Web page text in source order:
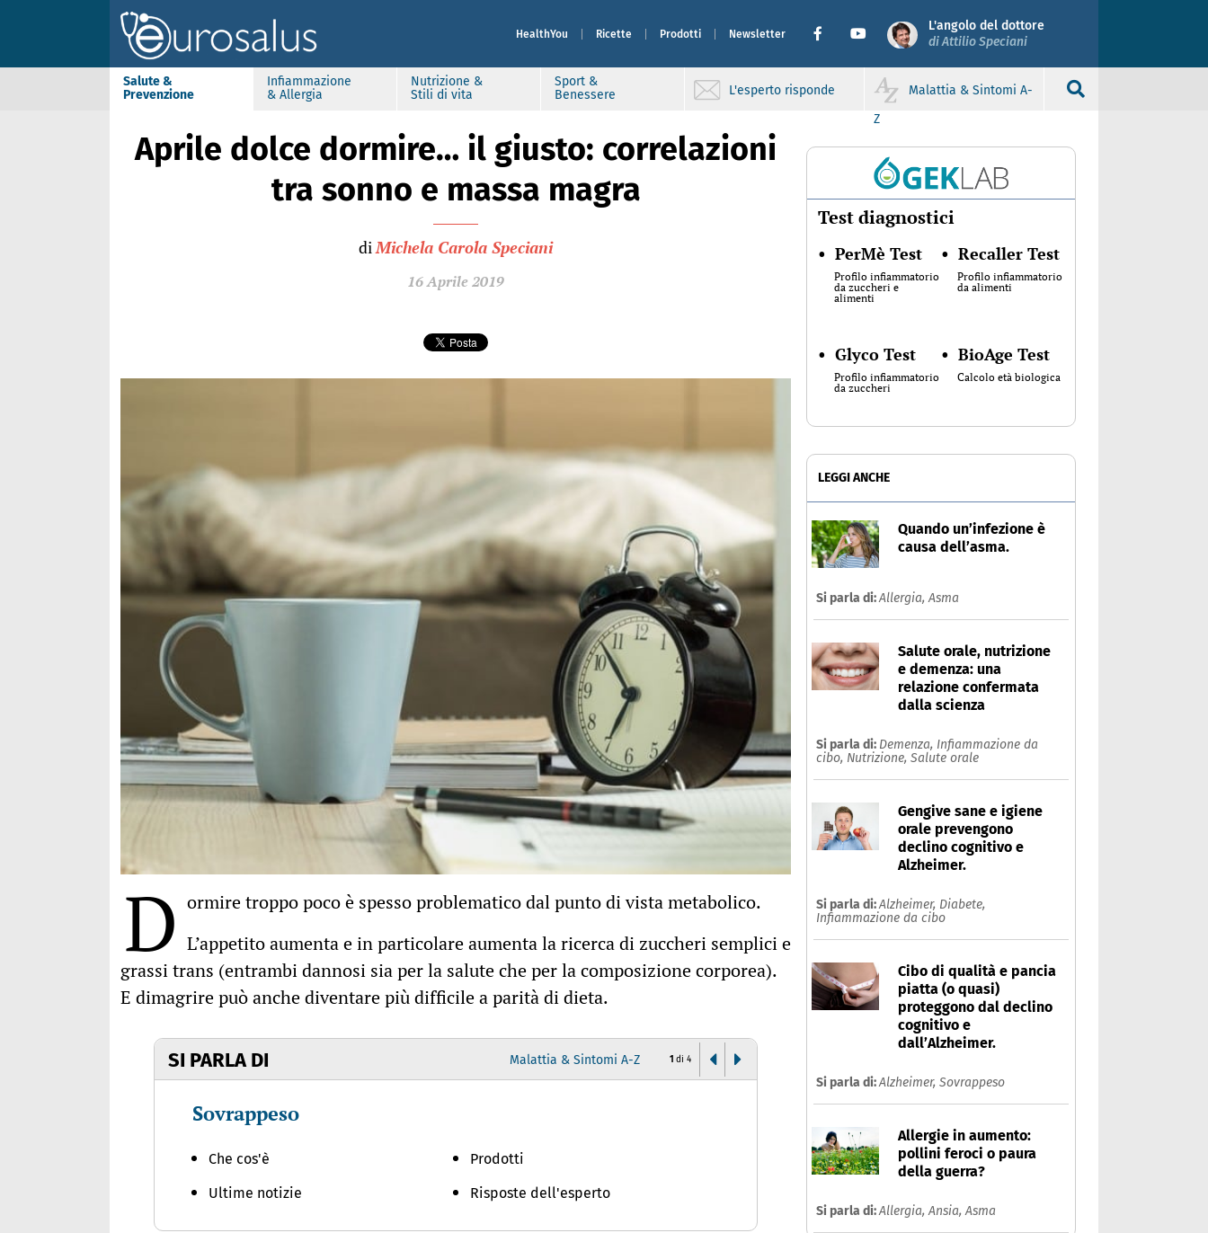
HealthYou Ricette Prodotti Newsletter
L'angolo del dottore
di Attilio Speciani
Salute &
Prevenzione
Infiammazione
& Allergia
Nutrizione &
Stili di vita
Sport &
Benessere
L'esperto risponde
Malattia & Sintomi A-
Z
Aprile dolce dormire… il giusto: correlazioni
tra sonno e massa magra
diMichela Carola Speciani
16 Aprile 2019
D ormire troppo poco è spesso problematico dal punto di vista metabolico.
L’appetito aumenta e in particolare aumenta la ricerca di zuccheri semplici e
grassi trans (entrambi dannosi sia per la salute che per la composizione corporea).
E dimagrire può anche diventare più difficile a parità di dieta.
SI PARLA DI Malattia & Sintomi A-Z
Sovrappeso
Che cos'è
Ultime notizie
Prodotti
Risposte dell'esperto
Diabete
Che cos'è
1 di 4
Test diagnostici
• PerMè Test
Profilo infiammatorio
da zuccheri e
alimenti
• Recaller Test
Profilo infiammatorio
da alimenti
• Glyco Test
Profilo infiammatorio
da zuccheri
• BioAge Test
Calcolo età biologica
LEGGI ANCHE
Quando un’infezione è
causa dell’asma.
Si parla di:Allergia,Asma
Salute orale, nutrizione
e demenza: una
relazione confermata
dalla scienza
Si parla di: Demenza, Infiammazione da
cibo, Nutrizione, Salute orale
Gengive sane e igiene
orale prevengono
declino cognitivo e
Alzheimer.
Si parla di:Alzheimer, Diabete,
Infiammazione da cibo
Cibo di qualità e pancia
piatta (o quasi)
proteggono dal declino
cognitivo e
dall’Alzheimer.
Si parla di:Alzheimer, Sovrappeso
Allergie in aumento:
pollini feroci o paura
della guerra?
Si parla di:Allergia,Ansia,Asma